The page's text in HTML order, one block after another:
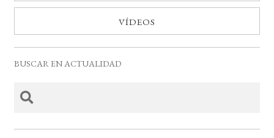
VÍDEOS
BUSCAR EN ACTUALIDAD